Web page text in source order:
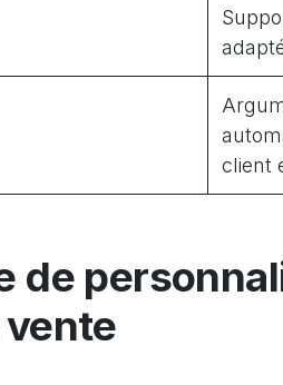
client
de